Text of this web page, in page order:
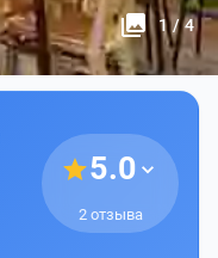
1 / 4
5.0
2 отзыва